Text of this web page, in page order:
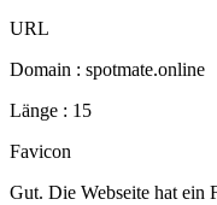
URL
Domain : spotmate.online
Länge : 15
Favicon
Gut. Die Webseite hat ein